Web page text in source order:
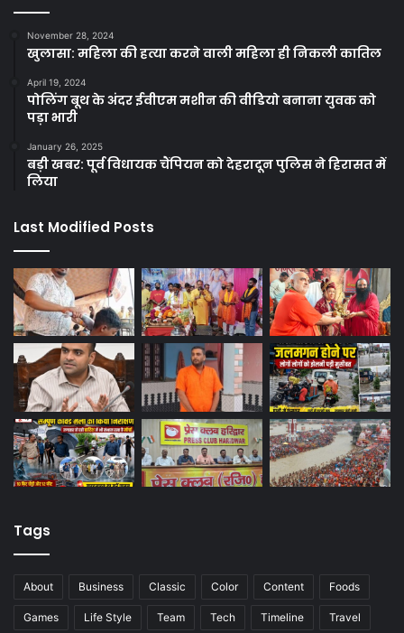
November 28, 2024
खुलासा: महिला की हत्या करने वाली महिला ही निकली कातिल
April 19, 2024
पोलिंग बूथ के अंदर ईवीएम मशीन की वीडियो बनाना युवक को
पड़ा भारी
January 26, 2025
बड़ी खबर: पूर्व विधायक चैंपियन को देहरादून पुलिस ने हिरासत में
लिया
Last Modified Posts
Tags
About Business Classic Color Content Foods
Games Life Style Team Tech Timeline Travel